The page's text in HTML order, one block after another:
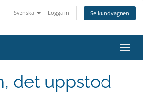
Svenska Logga in Se kundvagnen
det uppstod